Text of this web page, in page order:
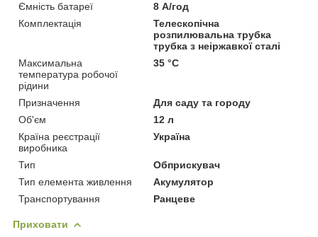
Ємність батареї
8 А/год
Комплектація
Телескопічна
розпилювальна трубка
трубка з неіржавкої сталі
Максимальна
температура робочої
рідини
35 °С
Призначення
Для саду та городу
Об'єм
12 л
Країна реєстрації
виробника
Україна
Тип
Обприскувач
Тип елемента живлення
Акумулятор
Транспортування
Ранцеве
Приховати